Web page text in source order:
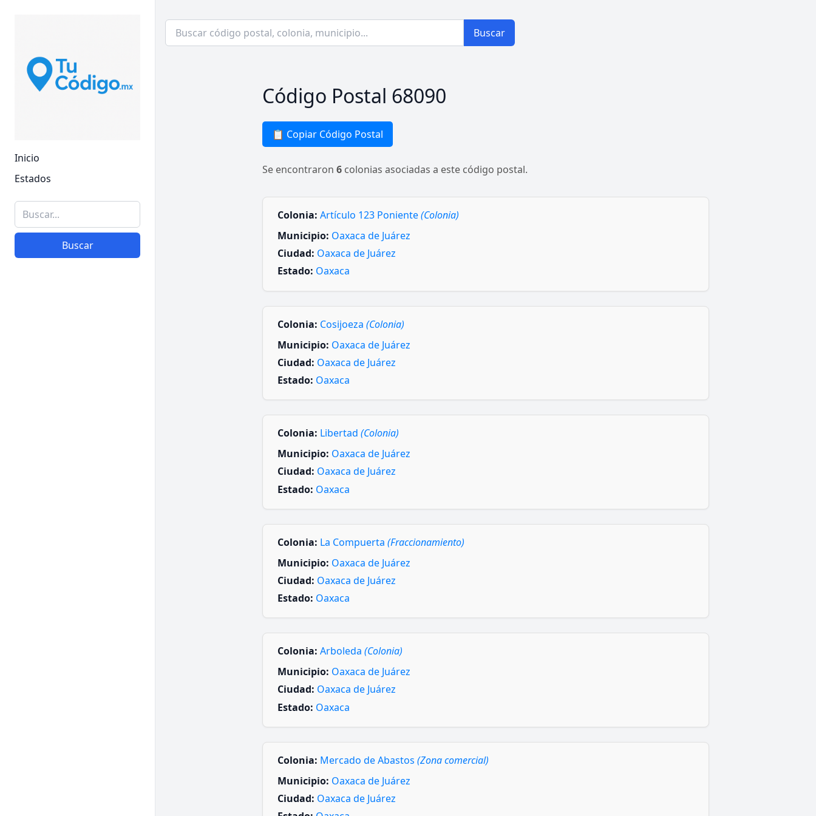
Inicio
Estados
Buscar
Buscar
Código Postal 68090
📋 Copiar Código Postal
Se encontraron 6 colonias asociadas a este código postal.
Colonia: Artículo 123 Poniente(Colonia)
Municipio: Oaxaca de Juárez
Ciudad: Oaxaca de Juárez
Estado: Oaxaca
Colonia: Cosijoeza (Colonia)
Municipio: Oaxaca de Juárez
Ciudad: Oaxaca de Juárez
Estado: Oaxaca
Colonia: Libertad (Colonia)
Municipio: Oaxaca de Juárez
Ciudad: Oaxaca de Juárez
Estado: Oaxaca
Colonia: La Compuerta (Fraccionamiento)
Municipio: Oaxaca de Juárez
Ciudad: Oaxaca de Juárez
Estado: Oaxaca
Colonia: Arboleda (Colonia)
Municipio: Oaxaca de Juárez
Ciudad: Oaxaca de Juárez
Estado: Oaxaca
Colonia: Mercado de Abastos (Zona comercial)
Municipio: Oaxaca de Juárez
Ciudad: Oaxaca de Juárez